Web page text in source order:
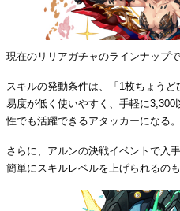
現在のリリアガチャのラインナップ
スキルの発動条件は、「1枚ちょう
易度が低く使いやすく、手軽に
性でも活躍できるアタッカーになる
さらに、アルンの決戦イベントで入
簡単にスキルレベルを上げられるのも